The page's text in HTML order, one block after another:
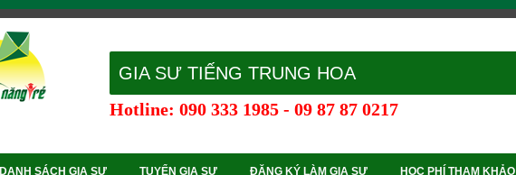
GIA SƯ TIẾNG TRUNG HOA
Hotline: 090 333 1985 - 09 87 87 0217
DANH SÁCH GIA SƯ TUYỂN GIA SƯ ĐĂNG KÝ LÀM GIA SƯ HỌC PHÍ THAM KHẢO